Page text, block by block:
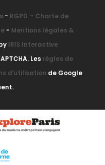
- RGPD – Charte de
- Mentions légales &
IRIS Interactive
Les règles de
d'utilisation de Google